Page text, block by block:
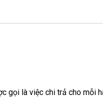
gọi là việc chi trả cho mỗi